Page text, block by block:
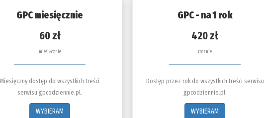
GPC miesięcznie
60 zł
miesięcznie
Miesięczny dostęp do wszystkich treści
serwisu gpcodziennie.pl.
WYBIERAM
GPC - na 1 rok
420 zł
rocznie
Dostęp przez rok do wszystkich treści serwisu
gpcodziennie.pl.
WYBIERAM